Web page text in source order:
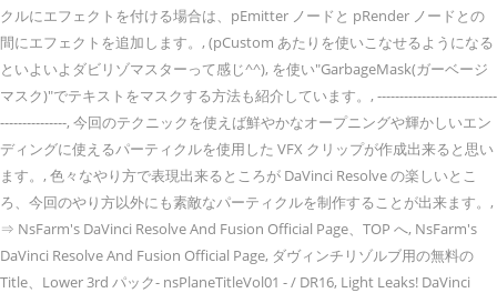
クルにエフェクトを付ける場合は、pEmitter ノードと pRender ノードとの
間にエフェクトを追加します。, (pCustom あたりを使いこなせるようになる
といよいよダビリゾマスターって感じ^^), を使い"GarbageMask(ガーベージ
マスク)"でテキストをマスクする方法も紹介しています。, ---------------------------
---------------, 今回のテクニックを使えば鮮やかなオープニングや輝かしいエン
ディングに使えるパーティクルを使用した VFX クリップが作成出来ると思い
ます。, 色々なやり方で表現出来るところが DaVinci Resolve の楽しいとこ
ろ、今回のやり方以外にも素敵なパーティクルを制作することが出来ます。,
⇒ NsFarm's DaVinci Resolve And Fusion Official Page、TOP へ, NsFarm's
DaVinci Resolve And Fusion Official Page, ダヴィンチリゾルブ用の無料の
Title、Lower 3rd パック- nsPlaneTitleVol01 - / DR16, Light Leaks! DaVinci